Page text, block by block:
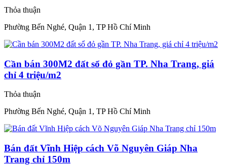
Thỏa thuận
Phường Bến Nghé, Quận 1, TP Hồ Chí Minh
Cần bán 300M2 đất sổ đỏ gần TP. Nha Trang, giá
chỉ 4 triệu/m2
Thỏa thuận
Phường Bến Nghé, Quận 1, TP Hồ Chí Minh
Bán đất Vĩnh Hiệp cách Võ Nguyên Giáp Nha
Trang chỉ 150m